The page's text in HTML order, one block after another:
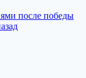
после победы